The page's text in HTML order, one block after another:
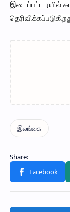
இடைப்பட்ட ரயில்